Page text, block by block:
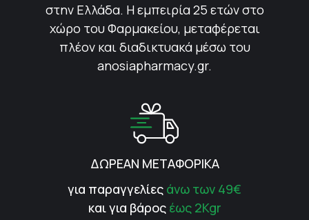
στην Ελλάδα. Η εμπειρία 25 ετών στο
χώρο του Φαρμακείου, μεταφέρεται
πλέον και διαδικτυακά μέσω του
anosiapharmacy.gr.
ΔΩΡΕΑΝ ΜΕΤΑΦΟΡΙΚΑ
για παραγγελίες άνω των 49€
και για βάρος έως 2Kgr